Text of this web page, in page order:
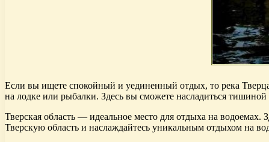
Если вы ищете спокойный и уединенный отдых, то река Тверца
на лодке или рыбалки. Здесь вы сможете насладиться
Тверская область — идеальное место для отдыха на
Тверскую область и наслаждайтесь уникальным отдыхом на